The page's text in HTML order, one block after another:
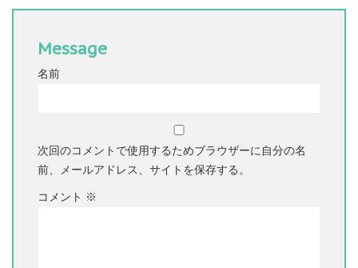
Message
名前
次回のコメントで使用するためブラウザーに自分の名
前、メールアドレス、サイトを保存する。
コメント ※